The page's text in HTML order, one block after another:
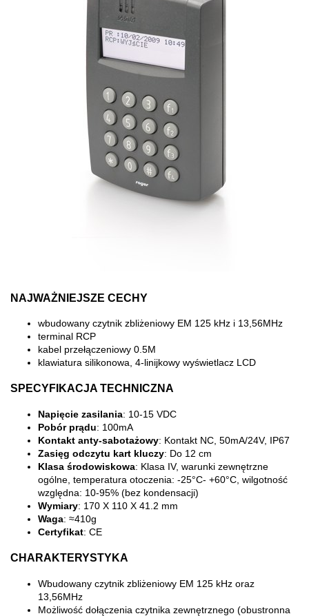
NAJWAŻNIEJSZE CECHY
wbudowany czytnik zbliżeniowy EM 125 kHz i 13,56MHz
terminal RCP
kabel przełączeniowy 0.5M
klawiatura silikonowa, 4-linijkowy wyświetlacz LCD
SPECYFIKACJA TECHNICZNA
Napięcie zasilania: 10-15 VDC
Pobór prądu: 100mA
Kontakt anty-sabotażowy: Kontakt NC, 50mA/24V, IP67
Zasięg odczytu kart kluczy: Do 12 cm
Klasa środowiskowa: Klasa IV, warunki zewnętrzne
ogólne, temperatura otoczenia: -25°C- +60°C, wilgotność
względna: 10-95% (bez kondensacji)
Wymiary: 170 X 110 X 41.2 mm
Waga: ≈410g
Certyfikat: CE
CHARAKTERYSTYKA
Wbudowany czytnik zbliżeniowy EM 125 kHz oraz
13,56MHz
Możliwość dołączenia czytnika zewnętrznego (obustronna